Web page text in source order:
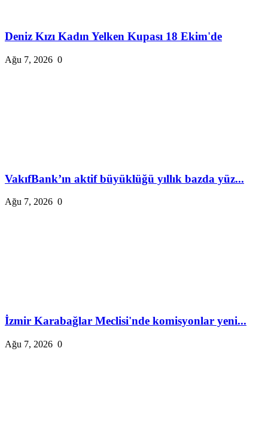
Deniz Kızı Kadın Yelken Kupası 18 Ekim'de
Ağu 7, 2026 0
VakıfBank’ın aktif büyüklüğü yıllık bazda yüz...
Ağu 7, 2026 0
İzmir Karabağlar Meclisi'nde komisyonlar yeni...
Ağu 7, 2026 0